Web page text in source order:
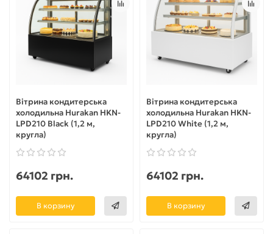
Вітрина кондитерська
холодильна Hurakan HKN-
LPD210 Black (1,2 м,
кругла)
64102 грн.
В корзину
Вітрина кондитерська
холодильна Hurakan HKN-
LPD210 White (1,2 м,
кругла)
64102 грн.
В корзину